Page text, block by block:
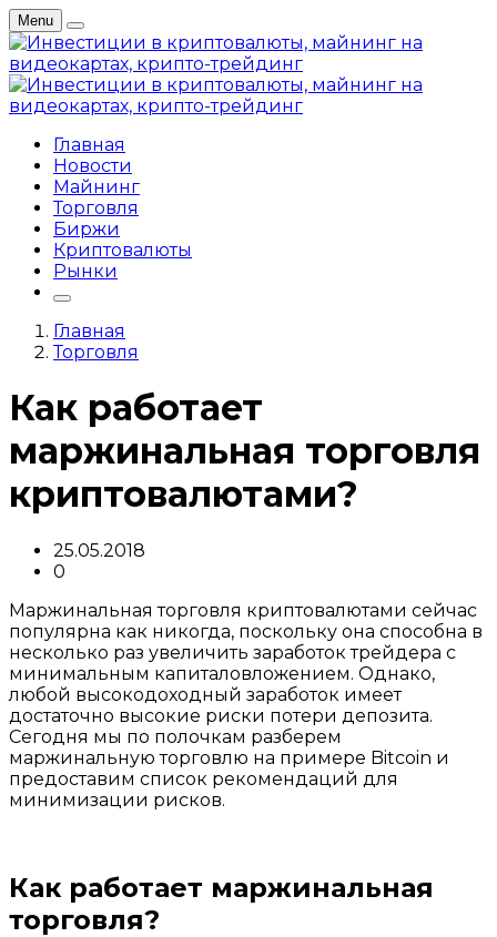
Menu
Главная
Новости
Майнинг
Торговля
Биржи
Криптовалюты
Рынки
Главная
Торговля
Как работает
маржинальная торговля
криптовалютами?
25.05.2018
0
Маржинальная торговля криптовалютами сейчас
популярна как никогда, поскольку она способна в
несколько раз увеличить заработок трейдера с
минимальным капиталовложением. Однако,
любой высокодоходный заработок имеет
достаточно высокие риски потери депозита.
Сегодня мы по полочкам разберем
маржинальную торговлю на примере Bitcoin и
предоставим список рекомендаций для
минимизации рисков.
Как работает маржинальная
торговля?